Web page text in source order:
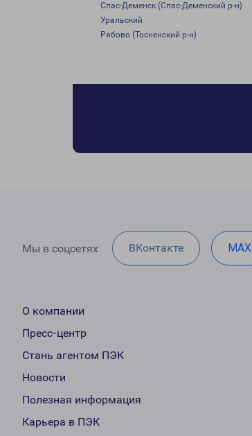
Спас-Деменск (Спас-Деменский р-н)
Уральский
Рябово (Тосненский р-н)
Мы в соцсетях ВКонтакте MAX
О компании
Пресс-центр
Стань агентом ПЭК
Новости
Полезная информация
Карьера в ПЭК